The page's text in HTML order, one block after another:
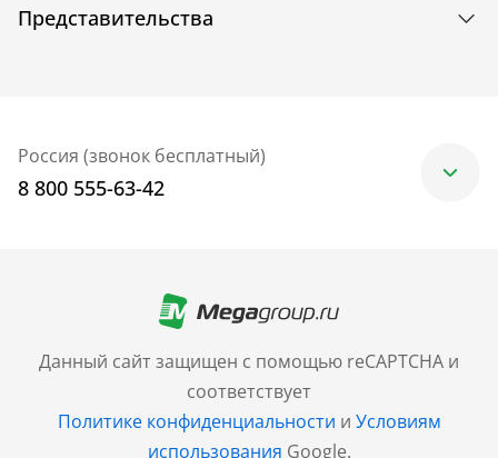
Данный сайт защищен с помощью reCAPTCHA и
соответствует
Политике конфиденциальности и Условиям
использования Google.
Представительства
Россия (звонок бесплатный)
8 800 555-63-42
+7 (499) 705-30-10
Санкт-Петербург
+7 (812) 600-77-33
Барнаул